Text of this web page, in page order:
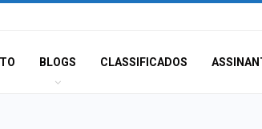
BLOGS CLASSIFICADOS